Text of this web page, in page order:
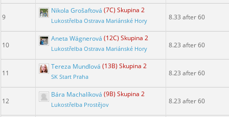
9
Nikola Grošaftová (7C) Skupina 2
Lukostřelba Ostrava Mariánské Hory 8.33 after 60
10
Aneta Wágnerová (12C) Skupina 2
Lukostřelba Ostrava Mariánské Hory 8.23 after 60
11
Tereza Mundlová (13B) Skupina 2
SK Start Praha 8.23 after 60
12
Bára Machalíková (9B) Skupina 2
Lukostřelba Prostějov 8.23 after 60